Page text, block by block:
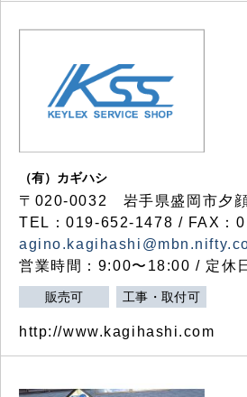
（有）カギハシ
〒020-0032 岩手県盛岡市夕
TEL：019-652-1478 / FAX：
営業時間：9:00〜18:00 / 定休
販売可 工事・取付可
http://www.kagihashi.com